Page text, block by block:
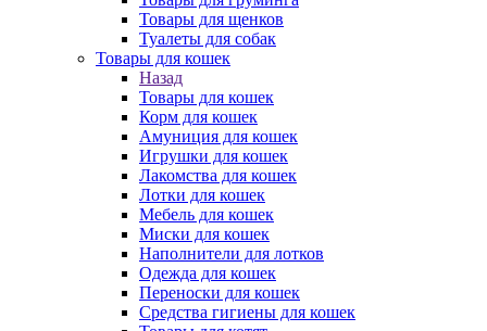
Товары для щенков
Туалеты для собак
Товары для кошек
Назад
Товары для кошек
Корм для кошек
Амуниция для кошек
Игрушки для кошек
Лакомства для кошек
Лотки для кошек
Мебель для кошек
Миски для кошек
Наполнители для лотков
Одежда для кошек
Переноски для кошек
Средства гигиены для кошек